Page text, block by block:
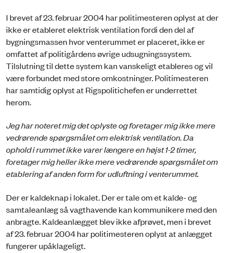
I brevet af 23. februar 2004 har politimesteren oplyst at der
ikke er etableret elektrisk ventilation fordi den del af
bygningsmassen hvor venterummet er placeret, ikke er
omfattet af politigårdens øvrige udsugningssystem.
Tilslutning til dette system kan vanskeligt etableres og vil
være forbundet med store omkostninger. Politimesteren
har samtidig oplyst at Rigspolitichefen er underrettet
herom.
Jeg har noteret mig det oplyste og foretager mig ikke mere
vedrørende spørgsmålet om elektrisk ventilation. Da
ophold i rummet ikke varer længere en højst 1-2 timer,
foretager mig heller ikke mere vedrørende spørgsmålet om
etablering af anden form for udluftning i venterummet.
Der er kaldeknap i lokalet. Der er tale om et kalde- og
samtaleanlæg så vagthavende kan kommunikere med den
anbragte. Kaldeanlægget blev ikke afprøvet, men i brevet
af 23. februar 2004 har politimesteren oplyst at anlægget
fungerer upåklageligt.